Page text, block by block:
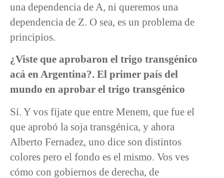
una dependencia de A, ni queremos una
dependencia de Z. O sea, es un problema de
principios.
¿Viste que aprobaron el trigo transgénico
acá en Argentina?. El primer país del
mundo en aprobar el trigo transgénico
Sí. Y vos fíjate que entre Menem, que fue el
que aprobó la soja transgénica, y ahora
Alberto Fernadez, uno dice son distintos
colores pero el fondo es el mismo. Vos ves
cómo con gobiernos de derecha, de